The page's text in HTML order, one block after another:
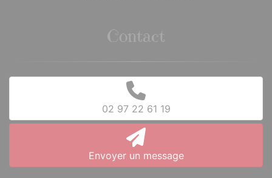
Contact
02 97 22 61 19
Envoyer un message